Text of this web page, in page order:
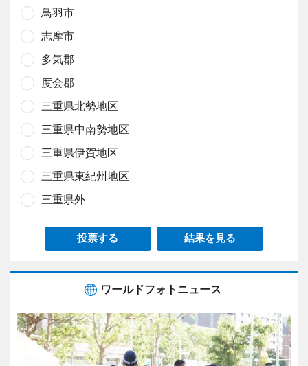
鳥羽市
志摩市
多気郡
度会郡
三重県北勢地区
三重県中南勢地区
三重県伊賀地区
三重県東紀州地区
三重県外
投票する 結果を見る
ワールドフォトニュース